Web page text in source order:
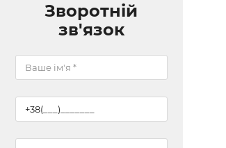
Зворотній
зв'язок